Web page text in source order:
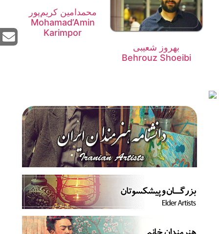
بهروز شعیبی
Behrouz Shoeibi
محمدامین کریم‌پور
Mohamad’Amin
Karimpor